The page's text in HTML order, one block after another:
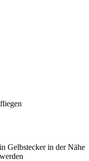
Gelbstecker in der Nähe